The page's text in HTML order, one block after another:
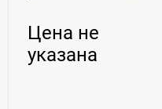
Цена не
указана